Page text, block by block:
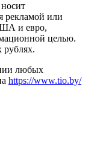
рекламой или
и евро,
целью.
рублях.
любых
https://www.tio.by/